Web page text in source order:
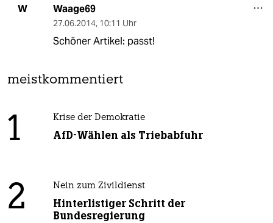
W Waage69
27.06.2014, 10:11 Uhr
Schöner Artikel: passt!
meistkommentiert
1 Krise der Demokratie
AfD-Wählen als Triebabfuhr
2 Nein zum Zivildienst
Hinterlistiger Schritt der
Bundesregierung